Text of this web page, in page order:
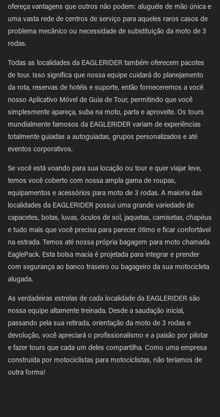
ofereça vantagens que outros não podem: aluguéis de mão única e
uma vasta rede de centros de serviço para aqueles raros casos de
problema mecânico ou necessidade de substituição da moto de 3
rodas.
Todas as localidades da EAGLERIDER também oferecem pacotes
de tour. Isso significa que nossa equipe cuidará do planejamento
da rota, reservas de hotéis e suporte, então forneceremos a você
nosso Aplicativo Móvel de Guia de Tour, permitindo que você
simplesmente apareça, suba na moto, parta e aproveite. Os tours
mundialmente famosos da EAGLERIDER variam de experiências
totalmente guiadas a autoguiadas, grupos personalizados e até
eventos corporativos.
Se você está voando para sua locação ou tour e quer viajar leve,
temos você coberto com nossa ampla gama de roupas,
equipamentos e acessórios para moto de 3 rodas. A maioria das
localidades da EAGLERIDER possui uma grande variedade de
capacetes, botas, luvas, óculos de sol, jaquetas, camisetas, chapéus
e tudo mais que você precisa para parecer ótimo e ficar confortável
na estrada. Temos até nossa própria bagagem para moto chamada
EaglePack. Esta bolsa macia é projetada para integrar e prender
com segurança ao banco traseiro ou bagageiro da sua motocicleta
alugada.
As verdadeiras estrelas de cada localidade da EAGLERIDER são
nossa equipe altamente treinada. Desde a saudação inicial,
passando pela sua retirada, orientação da moto de 3 rodas e
devolução, você apreciará o profissionalismo e a paixão por pilotar
e fazer tours que cada um deles compartilha. Como uma empresa
construída por motociclistas para motociclistas, não teríamos de
outra forma!